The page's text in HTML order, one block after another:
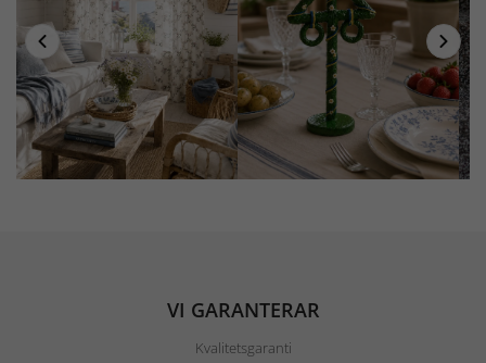
VI GARANTERAR
Kvalitetsgaranti